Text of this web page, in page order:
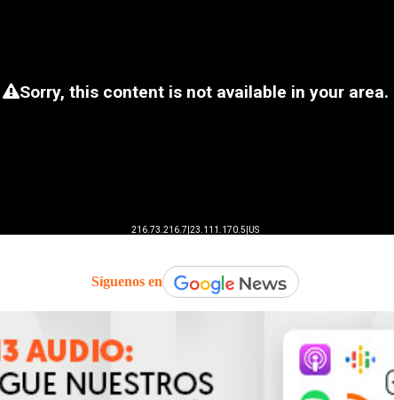
Síguenos en